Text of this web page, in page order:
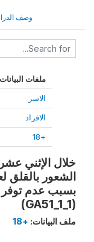
وصف
ملفات البيانات
الاسر
الافراد
+18
خلال الإثني
الشعور بالقلق
بسبب عدم توفر
(GA51_1_1)
ملف البيانات: +18